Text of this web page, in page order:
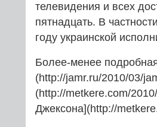
телевидения и всех
пятнадцать. В
году украинской
Более-менее
(http://jamr.ru/2010/03/
(http://metkere.com/
Джексона](http://